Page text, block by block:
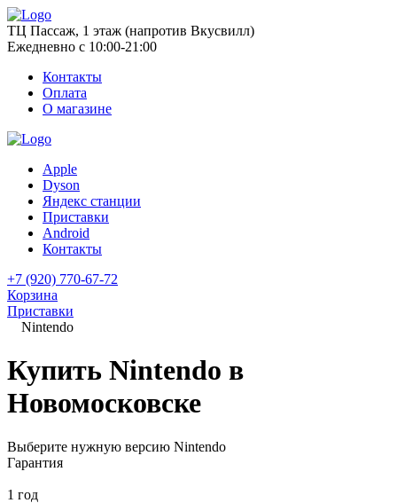
ТЦ Пассаж, 1 этаж (напротив Вкусвилл)
Ежедневно с 10:00-21:00
Контакты
Оплата
О магазине
Apple
Dyson
Яндекс станции
Приставки
Android
Контакты
+7 (920) 770-67-72
Корзина
Приставки
Nintendo
Купить Nintendo в
Новомосковске
Выберите нужную версию Nintendo
Гарантия
1 год